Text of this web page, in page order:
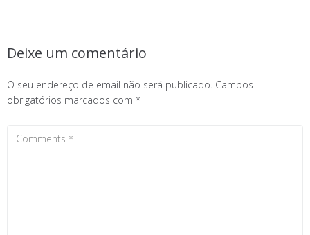
Deixe um comentário
O seu endereço de email não será publicado. Campos
obrigatórios marcados com *